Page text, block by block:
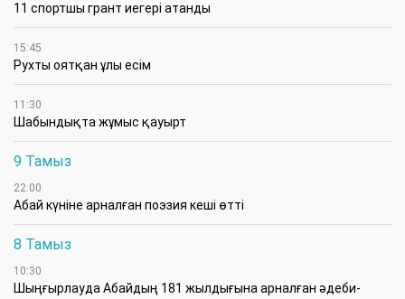
11 спортшы грант иегері атанды
15:45
Рухты оятқан ұлы есім
11:30
Шабындықта жұмыс қауырт
9 Тамыз
22:00
Абай күніне арналған поэзия кеші өтті
8 Тамыз
10:30
Шыңғырлауда Абайдың 181 жылдығына арналған әдеби-